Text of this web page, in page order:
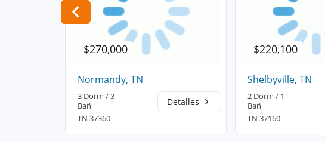
$270,000
Normandy, TN
3 Dorm / 3
Bañ
TN 37360
Detalles
$220,100
Shelbyville, TN
2 Dorm / 1
Bañ
TN 37160